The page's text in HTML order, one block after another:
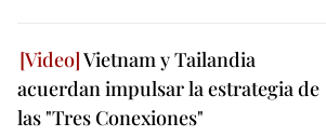
Vietnam y Tailandia
acuerdan impulsar la estrategia de
las "Tres Conexiones"